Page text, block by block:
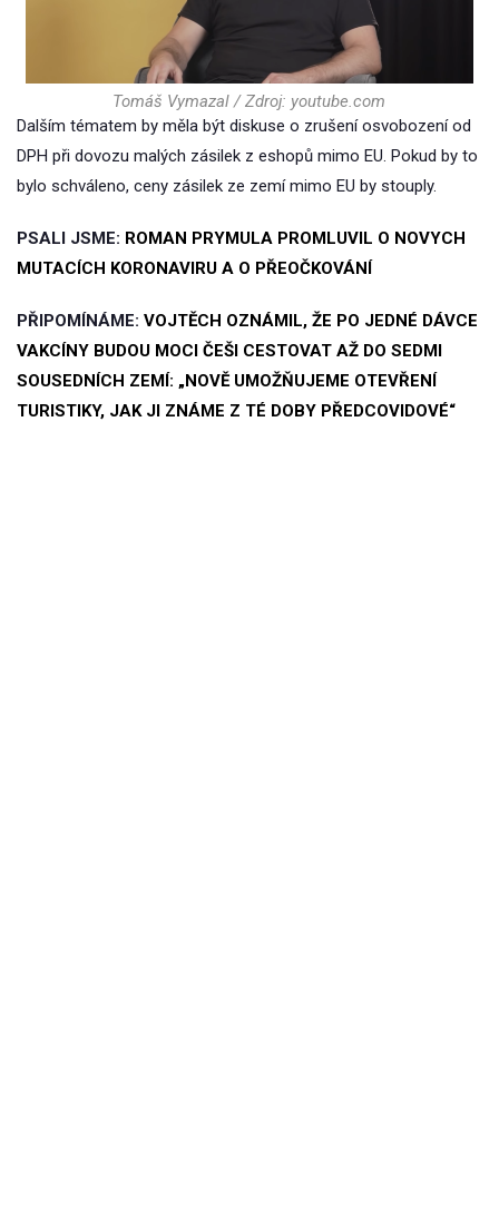
Tomáš Vymazal / Zdroj: youtube.com
Dalším tématem by měla být diskuse o zrušení osvobození od
DPH při dovozu malých zásilek z eshopů mimo EU. Pokud by to
bylo schváleno, ceny zásilek ze zemí mimo EU by stouply.
PSALI JSME: ROMAN PRYMULA PROMLUVIL O NOVYCH
MUTACÍCH KORONAVIRU A O PŘEOČKOVÁNÍ
PŘIPOMÍNÁME: VOJTĚCH OZNÁMIL, ŽE PO JEDNÉ DÁVCE
VAKCÍNY BUDOU MOCI ČEŠI CESTOVAT AŽ DO SEDMI
SOUSEDNÍCH ZEMÍ: „NOVĚ UMOŽŇUJEME OTEVŘENÍ
TURISTIKY, JAK JI ZNÁME Z TÉ DOBY PŘEDCOVIDOVÉ“